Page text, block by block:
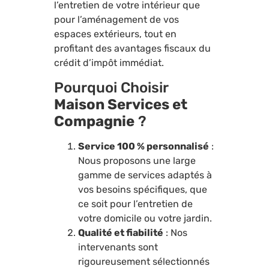
l’entretien de votre intérieur que
pour l’aménagement de vos
espaces extérieurs, tout en
profitant des avantages fiscaux du
crédit d’impôt immédiat.
Pourquoi Choisir
Maison Services et
Compagnie?
Service 100 % personnalisé :
Nous proposons une large
gamme de services adaptés à
vos besoins spécifiques, que
ce soit pour l’entretien de
votre domicile ou votre jardin.
Qualité et fiabilité : Nos
intervenants sont
rigoureusement sélectionnés